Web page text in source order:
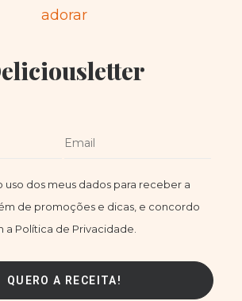
adorar
uso dos meus dados para receber a
de promoções e dicas, e concordo
a Política de Privacidade.